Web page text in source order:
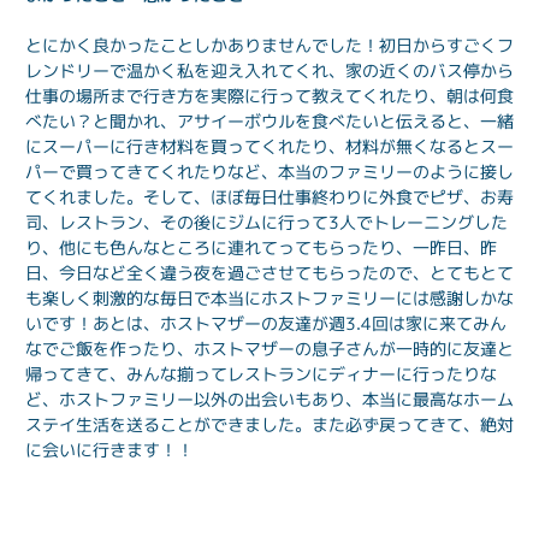
とにかく良かったことしかありませんでした！初日からすごくフ
レンドリーで温かく私を迎え入れてくれ、家の近くのバス停から
仕事の場所まで行き方を実際に行って教えてくれたり、朝は何食
べたい？と聞かれ、アサイーボウルを食べたいと伝えると、一緒
にスーパーに行き材料を買ってくれたり、材料が無くなるとスー
パーで買ってきてくれたりなど、本当のファミリーのように接し
てくれました。そして、ほぼ毎日仕事終わりに外食でピザ、お寿
司、レストラン、その後にジムに行って3人でトレーニングした
り、他にも色んなところに連れてってもらったり、一昨日、昨
日、今日など全く違う夜を過ごさせてもらったので、とてもとて
も楽しく刺激的な毎日で本当にホストファミリーには感謝しかな
いです！あとは、ホストマザーの友達が週3.4回は家に来てみん
なでご飯を作ったり、ホストマザーの息子さんが一時的に友達と
帰ってきて、みんな揃ってレストランにディナーに行ったりな
ど、ホストファミリー以外の出会いもあり、本当に最高なホーム
ステイ生活を送ることができました。また必ず戻ってきて、絶対
に会いに行きます！！